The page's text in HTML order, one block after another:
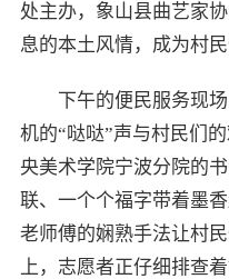
处主办，象山县曲艺家
息的本土风情，成为村
下午的便民服务现
机的“哒哒”声与村民们
央美术学院宁波分院的
联、一个个福字带着墨
老师傅的娴熟手法让村
上，志愿者正仔细排查